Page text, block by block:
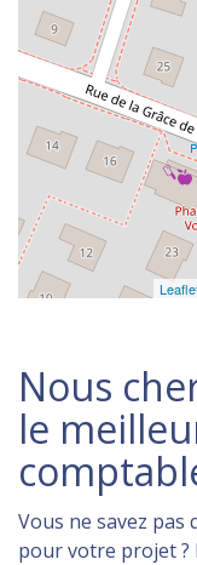
Nous
le
Vous ne savez
pour votre projet ?